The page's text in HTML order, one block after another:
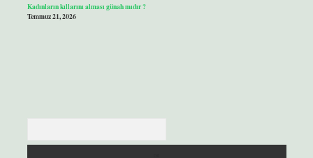
Kadınların kıllarını alması günah mıdır ?
Temmuz 21, 2026